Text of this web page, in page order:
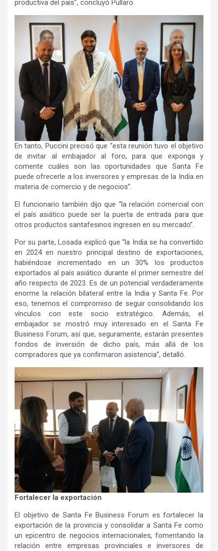
productiva del país”, concluyó Pullaro.
En tanto, Puccini precisó que “esta reunión tuvo el objetivo
de invitar al embajador al foro, para que exponga y
comente cuáles son las oportunidades que Santa Fe
puede ofrecerle a los inversores y empresas de la India en
materia de comercio y de negocios”.
El funcionario también dijo que “la relación comercial con
el país asiático puede ser la puerta de entrada para que
otros productos santafesinos ingresen en su mercado”.
Por su parte, Losada explicó que “la India se ha convertido
en 2024 en nuestro principal destino de exportaciones,
habiéndose incrementado en un 30% los productos
exportados al país asiático durante el primer semestre del
año respecto de 2023. Es de un potencial verdaderamente
enorme la relación bilateral entre la India y Santa Fe. Por
eso, tenemos el compromiso de seguir consolidando los
vínculos con este socio estratégico. Además, el
embajador se mostró muy interesado en el Santa Fe
Business Forum, así que, seguramente, estarán presentes
fondos de inversión de dicho país, más allá de los
compradores que ya confirmaron asistencia”, detalló.
Fortalecer la exportación
El objetivo de Santa Fe Business Forum es fortalecer la
exportación de la provincia y consolidar a Santa Fe como
un epicentro de negocios internacionales, fomentando la
relación entre empresas provinciales e inversores de